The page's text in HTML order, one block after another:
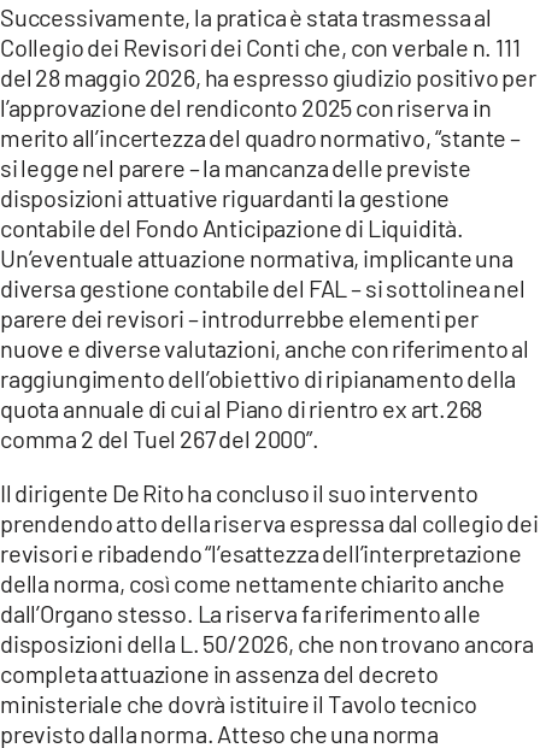
Successivamente, la pratica è stata trasmessa al
Collegio dei Revisori dei Conti che, con verbale n. 111
del 28 maggio 2026, ha espresso giudizio positivo per
l’approvazione del rendiconto 2025 con riserva in
merito all’incertezza del quadro normativo, “stante –
si legge nel parere – la mancanza delle previste
disposizioni attuative riguardanti la gestione
contabile del Fondo Anticipazione di Liquidità.
Un’eventuale attuazione normativa, implicante una
diversa gestione contabile del FAL – si sottolinea nel
parere dei revisori – introdurrebbe elementi per
nuove e diverse valutazioni, anche con riferimento al
raggiungimento dell’obiettivo di ripianamento della
quota annuale di cui al Piano di rientro ex art.268
comma 2 del Tuel 267 del 2000”.
Il dirigente De Rito ha concluso il suo intervento
prendendo atto della riserva espressa dal collegio dei
revisori e ribadendo “l’esattezza dell’interpretazione
della norma, così come nettamente chiarito anche
dall’Organo stesso. La riserva fa riferimento alle
disposizioni della L. 50/2026, che non trovano ancora
completa attuazione in assenza del decreto
ministeriale che dovrà istituire il Tavolo tecnico
previsto dalla norma. Atteso che una norma